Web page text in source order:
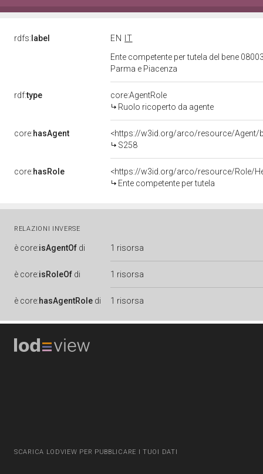
rdfs: label EN
IT
Ente competente per tutela del bene
Parma e Piacenza
rdf:type
core:AgentRole
Ruolo ricoperto da agente
core:hasAgent
<https://w3id.org/arco/resource/Agent/
S258
core:hasRole
<https://w3id.org/arco/resource/Role/
Ente competente per tutela
RELAZIONI INVERSE
è core:isAgentOf di 1 risorsa
è core:isRoleOf di 1 risorsa
è core:hasAgentRole di 1 risorsa
SCARICA LODVIEW PER PUBBLICARE I TUOI DATI